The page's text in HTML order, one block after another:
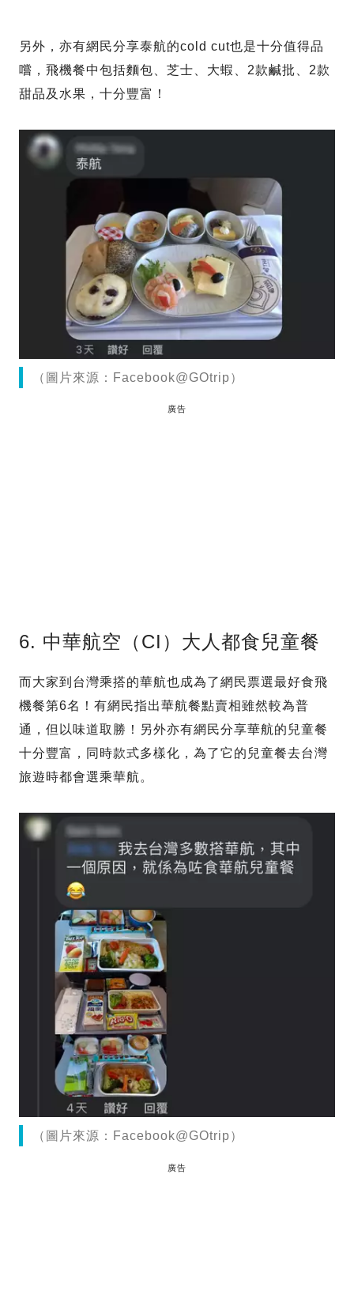
另外，亦有網民分享泰航的cold cut也是十分值得品
嚐，飛機餐中包括麵包、芝士、大蝦、2款鹹批、2款
甜品及水果，十分豐富！
（圖片來源：Facebook@GOtrip）
廣告
6. 中華航空（CI）大人都食兒童餐
而大家到台灣乘搭的華航也成為了網民票選最好食飛
機餐第6名！有網民指出華航餐點賣相雖然較為普
通，但以味道取勝！另外亦有網民分享華航的兒童餐
十分豐富，同時款式多樣化，為了它的兒童餐去台灣
旅遊時都會選乘華航。
（圖片來源：Facebook@GOtrip）
廣告